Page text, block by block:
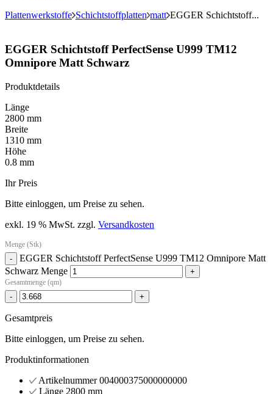
Plattenwerkstoffe Schichtstoffplatten matt EGGER Schichtstoff...
EGGER Schichtstoff PerfectSense U999 TM12
Omnipore Matt Schwarz
Produktdetails
Länge
2800 mm
Breite
1310 mm
Höhe
0.8 mm
Ihr Preis
Bitte einloggen, um Preise zu sehen.
exkl. 19 % MwSt. zzgl. Versandkosten
Menge (Stk)
-
EGGER Schichtstoff PerfectSense U999 TM12 Omnipore Matt
Schwarz Menge
+
Gesamtmenge (qm)
- +
Gesamtpreis
Bitte einloggen, um Preise zu sehen.
Produktinformationen
Artikelnummer 004000375000000000
Länge 2800 mm